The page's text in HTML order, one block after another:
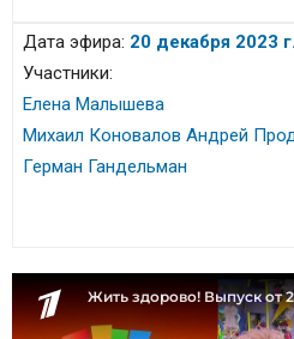
Дата эфира: 20 декабря 2023 г.
Участники:
Елена Малышева
Михаил Коновалов Андрей
Герман Гандельман